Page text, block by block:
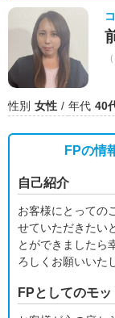
性別 女性 年代 40
FPの情
自己紹介
お客様にとっての
せていただきたい
とができましたら
ろしくお願いいた
FPとしてのモッ